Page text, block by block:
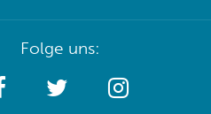
Folge uns: